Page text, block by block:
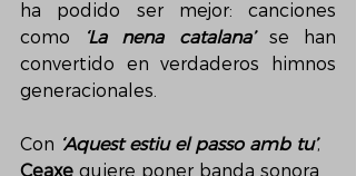
ha podido ser mejor: canciones
como
‘La nena catalana’ se han
convertido en verdaderos himnos
generacionales.
Con ‘Aquest estiu el passo amb tu’,
Ceaxe quiere poner banda sonora